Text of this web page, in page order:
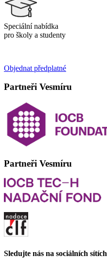
Speciální nabídka
pro školy a studenty
Objednat předplatné
Partneři Vesmíru
Partneři Vesmíru
Sledujte nás na sociálních sítích